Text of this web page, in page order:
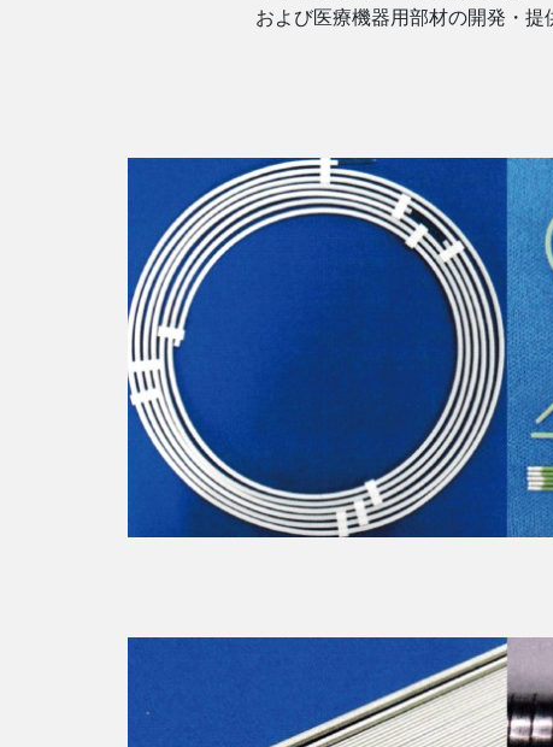
および医療機器用部材の開発・